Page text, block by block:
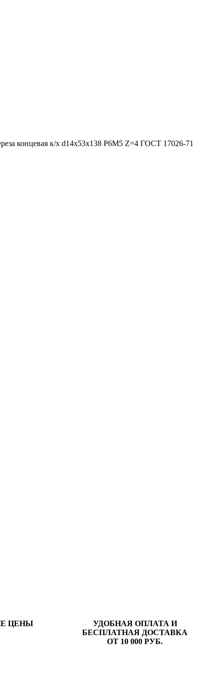
концевая к/х d14х53х138 Р6М5 Z=4 ГОСТ 17026-71
ЦЕНЫ
УДОБНАЯ ОПЛАТА И
БЕСПЛАТНАЯ ДОСТАВКА
ОТ 10 000 РУБ.